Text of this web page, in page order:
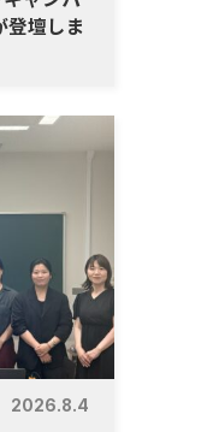
登壇しま
2026.8.4